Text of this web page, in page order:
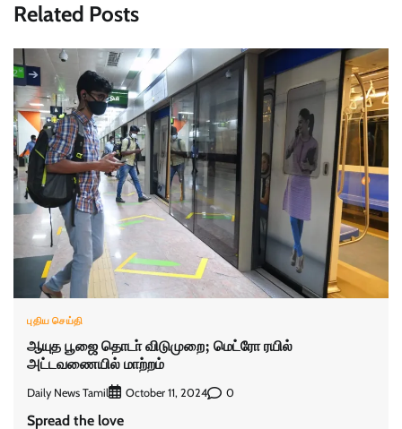
Related Posts
புதிய செய்தி
ஆயுத பூஜை தொடா் விடுமுறை; மெட்ரோ ரயில்
அட்டவணையில் மாற்றம்
Daily News Tamil October 11, 2024 0
Spread the love